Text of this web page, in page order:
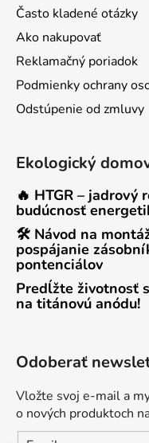
Často kladené otázky
Ako nakupovať
Reklamačný poriadok
Podmienky ochrany
Odstúpenie od zmluvy
Ekologický
🔥 HTGR –
budúcnosť
🛠 Návod na
pospájanie
pontenciálov
Predĺžte životnosť
na titánovú anódu!
Odoberať
Vložte svoj e-mail a
o nových produktoch